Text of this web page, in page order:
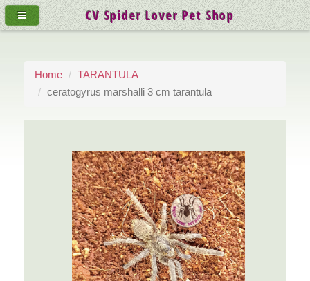
Home
TARANTULA
ceratogyrus marshalli 3 cm tarantula
CV Spider Lover Pet Shop